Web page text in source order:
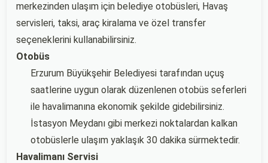
merkezinden ulaşım için belediye otobüsleri, Havaş
servisleri, taksi, araç kiralama ve özel transfer
seçeneklerini kullanabilirsiniz.
Otobüs
Erzurum Büyükşehir Belediyesi tarafından uçuş
saatlerine uygun olarak düzenlenen otobüs seferleri
ile havalimanına ekonomik şekilde gidebilirsiniz.
İstasyon Meydanı gibi merkezi noktalardan kalkan
otobüslerle ulaşım yaklaşık 30 dakika sürmektedir.
Havalimanı Servisi